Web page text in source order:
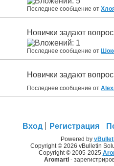
Последнее сообщение от
Новички задают
Последнее сообщение от
Новички задают
Последнее сообщение от
Вход Регистрация
Powered by
Copyright © 2026 vBulletin
Copyright © 2005-2025
Aromarti-